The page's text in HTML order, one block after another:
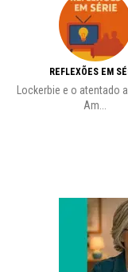
REFLEXÕES EM
Lockerbie e o atentado
Am...